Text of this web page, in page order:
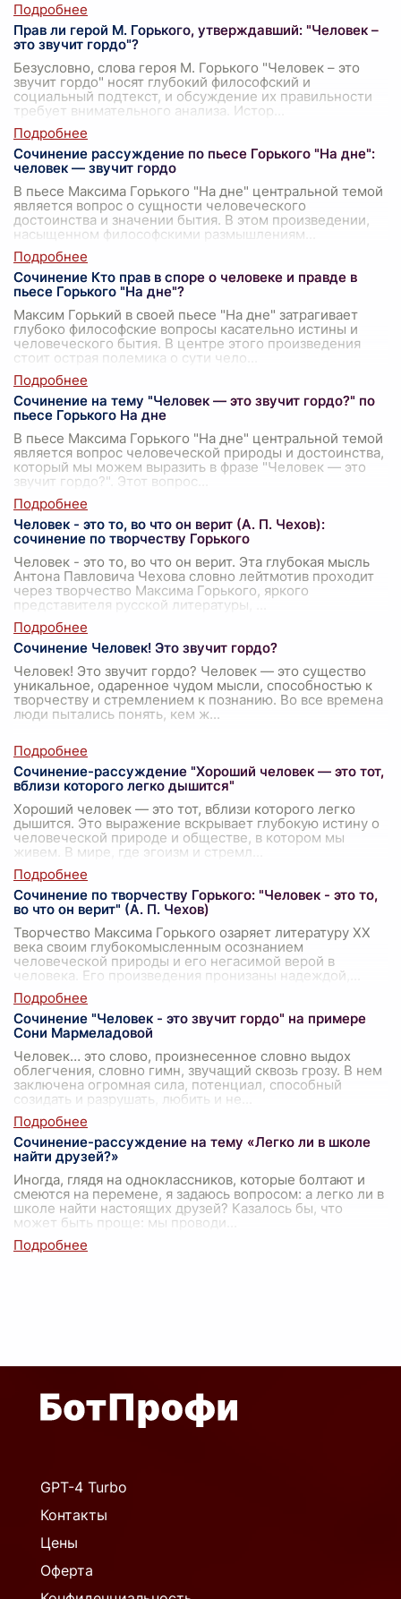
Прав ли герой М. Горького, утверждавший: "Человек –
это звучит гордо"?
Безусловно, слова героя М. Горького "Человек – это
звучит гордо" носят глубокий философский и
социальный подтекст, и обсуждение их правильности
требует внимательного анализа. Истор
Сочинение рассуждение по пьесе Горького "На дне":
человек — звучит гордо
В пьесе Максима Горького "На дне" центральной темой
является вопрос о сущности человеческого
достоинства и значении бытия. В этом произведении,
насыщенном философскими размышлениям
Сочинение Кто прав в споре о человеке и правде в
пьесе Горького "На дне"?
Максим Горький в своей пьесе "На дне" затрагивает
глубоко философские вопросы касательно истины и
человеческого бытия. В центре этого произведения
стоит острая полемика о сути чело
Сочинение на тему "Человек — это звучит гордо?" по
пьесе Горького На дне
В пьесе Максима Горького "На дне" центральной темой
является вопрос человеческой природы и достоинства,
который мы можем выразить в фразе "Человек — это
звучит гордо?". Этот вопрос
Человек - это то, во что он верит (А. П. Чехов):
сочинение по творчеству Горького
Человек - это то, во что он верит. Эта глубокая мысль
Антона Павловича Чехова словно лейтмотив проходит
через творчество Максима Горького, яркого
представителя русской литературы,
Сочинение Человек! Это звучит гордо?
Человек! Это звучит гордо? Человек — это существо
уникальное, одаренное чудом мысли, способностью к
творчеству и стремлением к познанию. Во все времена
люди пытались понять, кем ж...
Сочинение-рассуждение "Хороший человек — это тот,
вблизи которого легко дышится"
Хороший человек — это тот, вблизи которого легко
дышится. Это выражение вскрывает глубокую истину о
человеческой природе и обществе, в котором мы
живем. В мире, где эгоизм и стремл
Сочинение по творчеству Горького: "Человек - это то,
во что он верит" (А. П. Чехов)
Творчество Максима Горького озаряет литературу XX
века своим глубокомысленным осознанием
человеческой природы и его негасимой верой в
человека. Его произведения пронизаны надеждой,
Сочинение "Человек - это звучит гордо" на примере
Сони Мармеладовой
Человек… это слово, произнесенное словно выдох
облегчения, словно гимн, звучащий сквозь грозу. В нем
заключена огромная сила, потенциал, способный
созидать и разрушать, любить и не
Сочинение-рассуждение на тему «Легко ли в школе
найти друзей?»
Иногда, глядя на одноклассников, которые болтают и
смеются на перемене, я задаюсь вопросом: а легко ли в
школе найти настоящих друзей? Казалось бы, что
может быть проще: мы проводи
GPT-4 Turbo
Контакты
Цены
Оферта